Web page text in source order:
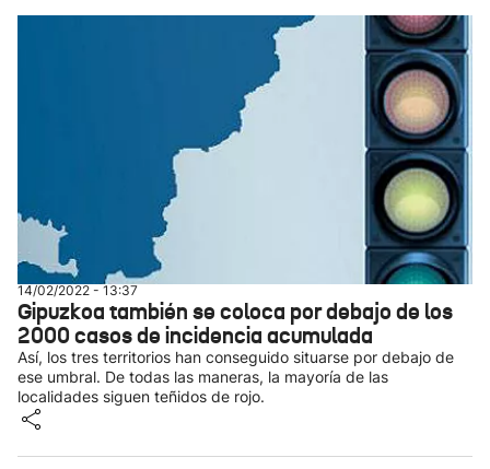
14/02/2022 - 13:37
Gipuzkoa también se coloca por debajo de los
2000 casos de incidencia acumulada
Así, los tres territorios han conseguido situarse por debajo de
ese umbral. De todas las maneras, la mayoría de las
localidades siguen teñidos de rojo.